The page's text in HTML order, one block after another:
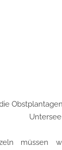
Untersee
müssen